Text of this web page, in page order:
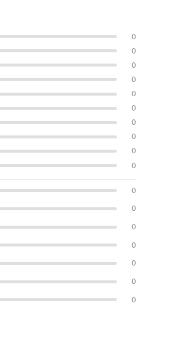
0
0
0
0
0
0
0
0
0
0
0
0
0
0
0
0
0